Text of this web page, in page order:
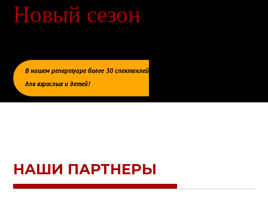
Новый сезон
В нашем репертуаре более 30 спектаклей
для взрослых и детей!
НАШИ ПАРТНЕРЫ